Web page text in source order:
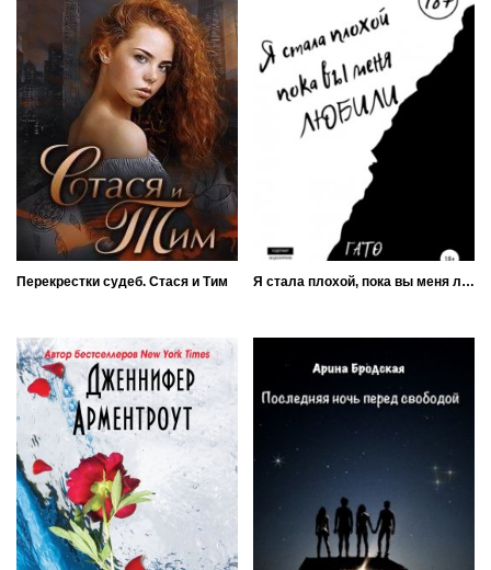
Перекрестки судеб. Стася и Тим Я стала плохой, пока вы меня любили